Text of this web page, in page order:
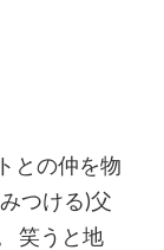
との仲を物
つける)父
笑うと地